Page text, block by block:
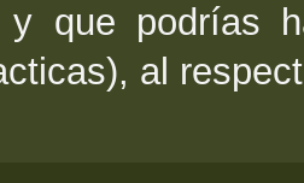
y que podrías
al